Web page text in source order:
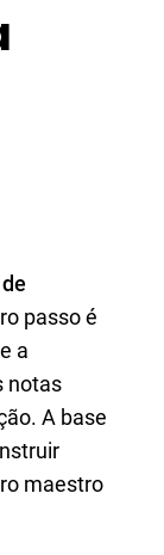
passo é
a
notas
A base
maestro